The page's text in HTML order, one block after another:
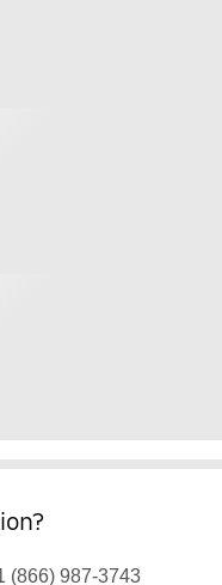
(866) 987-3743